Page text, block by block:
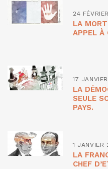
24
LA
APPEL À
17
LA
SEULE
PAYS.
1 JANVIER
LA
CHEF